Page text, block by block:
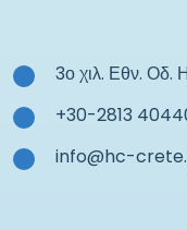
3ο χιλ. Εθν. Οδ.
+30-2813
info@hc-